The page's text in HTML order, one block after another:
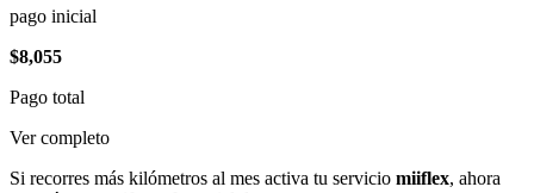
pago inicial
$8,055
Pago total
Ver completo
Si recorres más kilómetros al mes activa tu servicio miiflex, ahora